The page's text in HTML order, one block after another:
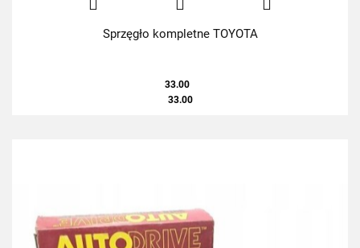
Sprzęgło kompletne TOYOTA
33.00
33.00